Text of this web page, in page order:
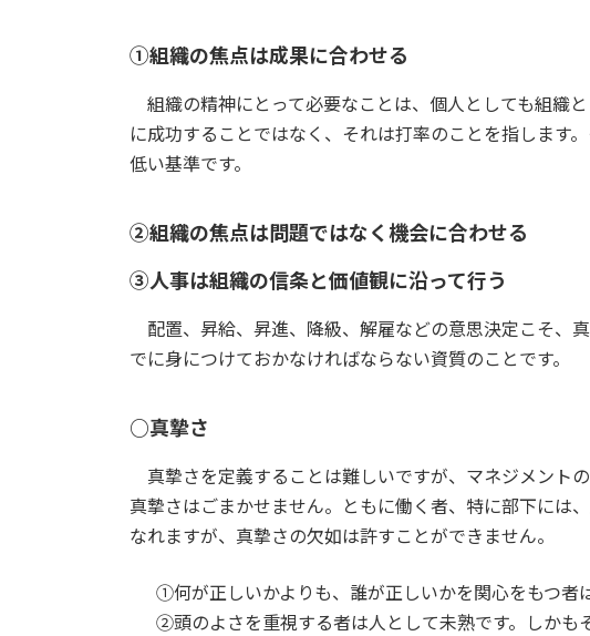
①組織の焦点は成果に合わせる
組織の精神にとって必要なことは、個人としても組織
に成功することではなく、それは打率のことを指します
低い基準です。
②組織の焦点は問題ではなく機会に合わせる
③人事は組織の信条と価値観に沿って行う
配置、昇給、昇進、降級、解雇などの意思決定こそ、
でに身につけておかなければならない資質のことです。
○真摯さ
真摯さを定義することは難しいですが、マネジメント
真摯さはごまかせません。ともに働く者、特に部下には
なれますが、真摯さの欠如は許すことができません。
①何が正しいかよりも、誰が正しいかを関心をもつ者
②頭のよさを重視する者は人として未熟です。しかも